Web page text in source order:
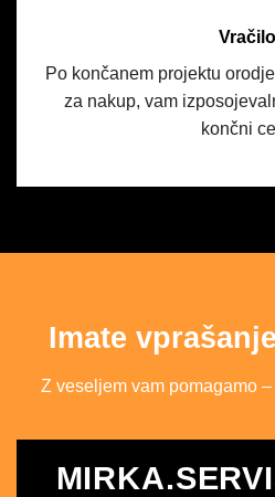
Vračilo
Po končanem projektu
za nakup, vam
končni
Imate
Z veseljem vam pomagamo